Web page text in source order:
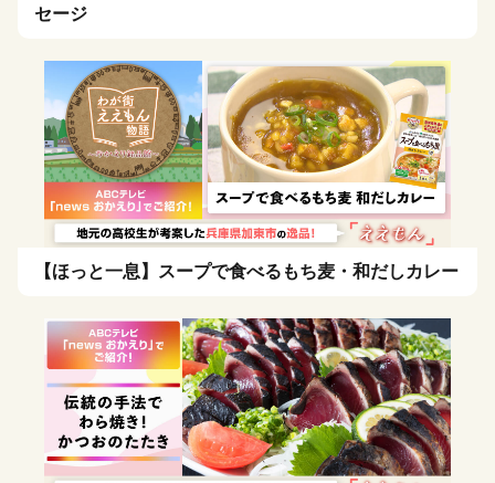
セージ
【ほっと一息】スープで食べるもち麦・和だしカレー